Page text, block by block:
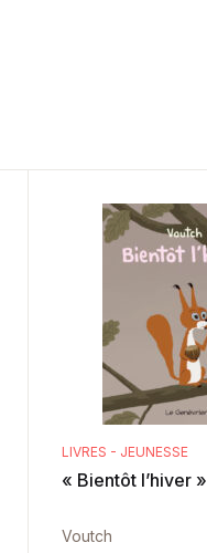
LIVRES - JEUNESSE
« Bientôt l’hiver »
Voutch